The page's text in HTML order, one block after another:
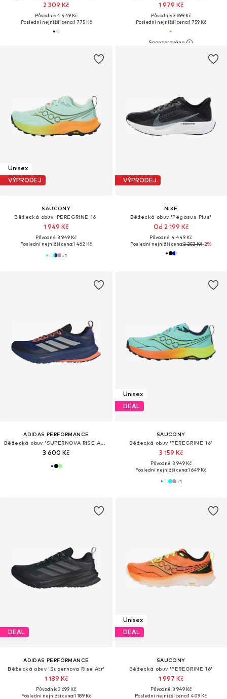
2 309 Kč
Původně: 4 449 Kč
Poslední nejnižší cena:1 775 Kč
1 979 Kč
Původně: 3 699 Kč
Poslední nejnižší cena:1 759 Kč
Unisex
VÝPRODEJ
SAUCONY
Běžecká obuv 'PEREGRINE 16'
1 949 Kč
Původně: 3 949 Kč
Poslední nejnižší cena:1 462 Kč
+1
VÝPRODEJ
NIKE
Běžecká obuv 'Pegasus Plus'
Od 2 199 Kč
Původně: 4 449 Kč
Poslední nejnižší cena:2 252 Kč-2%
ADIDAS PERFORMANCE
Běžecká obuv 'SUPERNOVA RISE ATR M RUNNING'
3 600 Kč
Unisex
DEAL
SAUCONY
Běžecká obuv 'PEREGRINE 16'
3 159 Kč
Původně: 3 949 Kč
Poslední nejnižší cena:1 649 Kč
+1
DEAL
ADIDAS PERFORMANCE
Běžecká obuv 'Supernova Rise Atr'
1 189 Kč
Původně: 3 699 Kč
Poslední nejnižší cena:1 189 Kč
Unisex
DEAL
SAUCONY
Běžecká obuv 'PEREGRINE 16'
1 997 Kč
Původně: 3 949 Kč
Poslední nejnižší cena:1 409 Kč